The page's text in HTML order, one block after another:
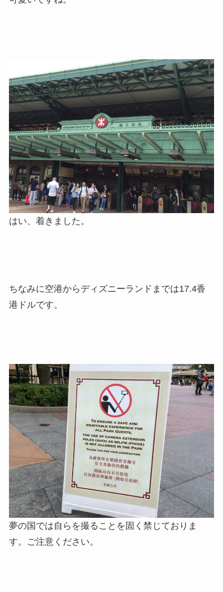
はい、着きました。
ちなみに空港からディズニーランドまでは17.4香
港ドルです。
夢の国では自らを撮ることを固く禁じておりま
す。ご注意ください。